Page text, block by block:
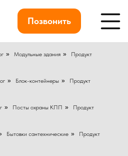
» Модульные здания » Продукт
» Блок-контейнеры » Продукт
» Посты охраны КПП » Продукт
Бытовки сантехнические » Продукт